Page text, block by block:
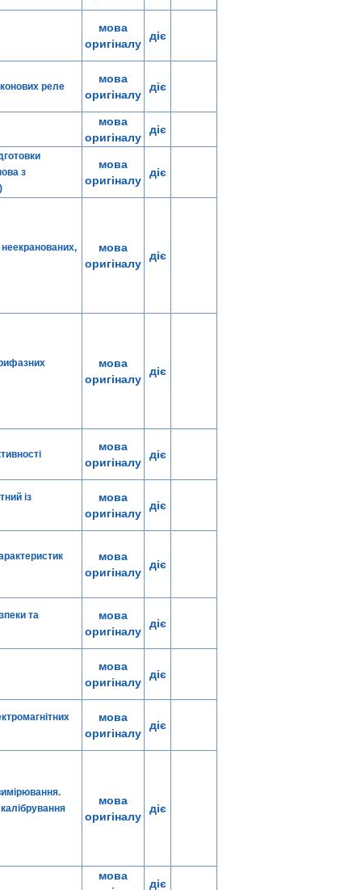
мова
оригіналу
діє
реле
мова
оригіналу
діє
мова
оригіналу
діє
з
мова
оригіналу
діє
мова
оригіналу
діє
мова
оригіналу
діє
мова
оригіналу
діє
із
мова
оригіналу
діє
мова
оригіналу
діє
та
мова
оригіналу
діє
мова
оригіналу
діє
мова
оригіналу
діє
мова
оригіналу
діє
мова
діє